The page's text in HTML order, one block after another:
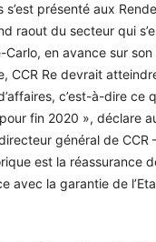
s’est présenté aux
raout du secteur qui
en avance sur
CCR Re devrait
c’est-à-dire ce
fin 2020 », déclare
général de CCR
est la réassurance
avec la garantie de